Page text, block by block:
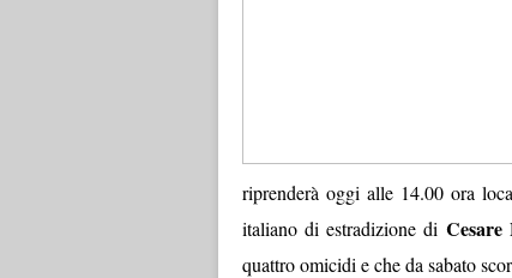
riprenderà oggi alle 14.00 ora
italiano di estradizione di Cesare
quattro omicidi e che da sabato